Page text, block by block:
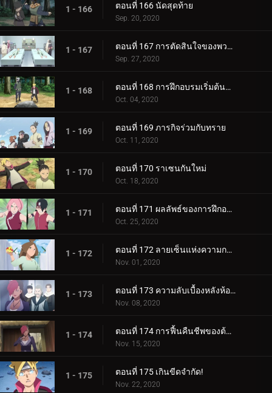
1 - 166 ตอนที่ 166 นัดสุดท้าย
Sep. 20, 2020
1 - 167 ตอนที่ 167 การตัดสินใจของพวกเขา
Sep. 27, 2020
1 - 168 ตอนที่ 168 การฝึกอบรมเริ่มต้นขึ้น!
Oct. 04, 2020
1 - 169 ตอนที่ 169 ภารกิจร่วมกับทราย
Oct. 11, 2020
1 - 170 ตอนที่ 170 ราเซนกันใหม่
Oct. 18, 2020
1 - 171 ตอนที่ 171 ผลลัพธ์ของการฝึกอบรม
Oct. 25, 2020
1 - 172 ตอนที่ 172 ลายเซ็นแห่งความกลัว
Nov. 01, 2020
1 - 173 ตอนที่ 173 ความลับเบื้องหลังห้องใต้ดิน
Nov. 08, 2020
1 - 174 ตอนที่ 174 การฟื้นคืนชีพของต้นไม้ศักดิ์สิทธิ์
Nov. 15, 2020
1 - 175 ตอนที่ 175 เกินขีดจำกัด!
Nov. 22, 2020